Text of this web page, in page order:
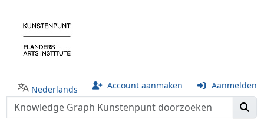
Nederlands Account aanmaken Aanmelden